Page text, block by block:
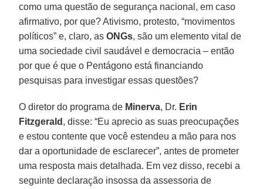
como uma questão de segurança nacional, em caso
afirmativo, por que? Ativismo, protesto, “movimentos
políticos” e, claro, asONGs, são um elemento vital de
uma sociedade civil saudável e democracia – então
por que é que o Pentágono está financiando
pesquisas para investigar essas questões?
O diretor do programa de Minerva, Dr. Erin
Fitzgerald , disse: “Eu aprecio as suas preocupações
e estou contente que você estendeu a mão para nos
dar a oportunidade de esclarecer”, antes de prometer
uma resposta mais detalhada. Em vez disso, recebi a
seguinte declaração insossa da assessoria de